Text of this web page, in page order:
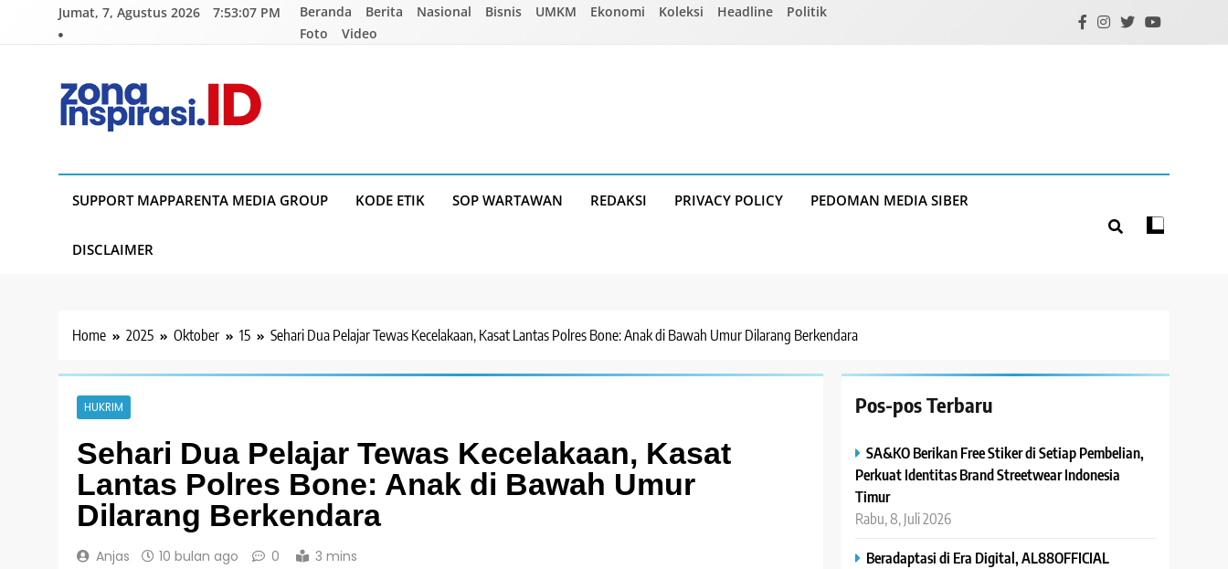
Jumat, 7, Agustus 2026 7:53:08 PM Beranda Berita Nasional Bisnis UMKM Ekonomi Koleksi Headline
Politik
Foto
Video
SUPPORT MAPPARENTA MEDIA GROUP KODE ETIK SOP WARTAWAN REDAKSI PRIVACY POLICY PEDOMAN MEDIA SIBER
DISCLAIMER
Home 2025 Oktober 15 Sehari Dua Pelajar Tewas Kecelakaan, Kasat Lantas Polres Bone: Anak di Bawah Umur Dilarang Berkendara
HUKRIM
Sehari Dua Pelajar Tewas Kecelakaan, Kasat
Lantas Polres Bone: Anak di Bawah Umur
Dilarang Berkendara
Anjas 10 bulan ago 0 3 mins
Pos-pos Terbaru
SA&KO Berikan Free Stiker di Setiap Pembelian,
Perkuat Identitas Brand Streetwear Indonesia
Timur
Rabu, 8, Juli 2026
Beradaptasi di Era Digital, AL88OFFICIAL